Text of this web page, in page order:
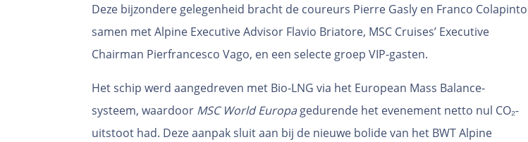
Deze bijzondere gelegenheid bracht de coureurs Pierre Gasly en Franco Colapinto
samen met Alpine Executive Advisor Flavio Briatore, MSC Cruises’ Executive
Chairman Pierfrancesco Vago, en een selecte groep VIP-gasten.
Het schip werd aangedreven met Bio-LNG via het European Mass Balance-
systeem, waardoor MSC World Europagedurende het evenement netto nul CO₂-
uitstoot had. Deze aanpak sluit aan bij de nieuwe bolide van het BWT Alpine